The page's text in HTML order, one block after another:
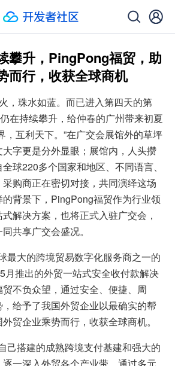
攀升，PingPong福贸，助
而行，收获全球商机
，珠水如蓝。而已进入第四天的第
在持续攀升，给仲春的广州带来初夏
，互利天下。”在广交会展馆外的草坪
字更是分外显眼；展馆内，人头攒
球220多个国家和地区、不同语言、
购商正在密切对接，共同演绎这场
背景下，PingPong福贸作为行业领
解决方案，也将正式入驻广交会，
共享广交会盛况。
最大的跨境贸易数字化服务商之一的
月推出的外贸一站式安全收付款解决
不负众望，通过安全、便捷、周
给予了我国外贸企业以最确实的帮
贸企业乘势而行，收获全球商机。
己搭建的成熟跨境支付基建和强大的